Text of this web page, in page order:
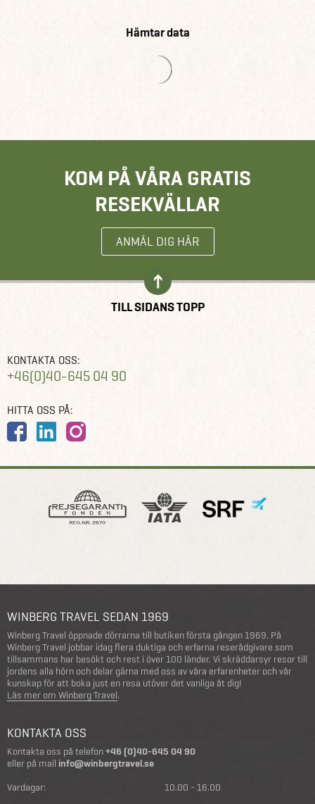
Hämtar data
KOM PÅ VÅRA GRATIS
RESEKVÄLLAR
ANMÄL DIG HÄR
TILL SIDANS TOPP
KONTAKTA OSS:
+46(0)40-645 04 90
HITTA OSS PÅ:
WINBERG TRAVEL SEDAN 1969
Winberg Travel öppnade dörrarna till butiken första gången 1969. På
Winberg Travel jobbar idag flera duktiga och erfarna reserådgivare som
tillsammans har besökt och rest i över 100 länder. Vi skräddarsyr resor till
jordens alla hörn och delar gärna med oss av våra erfarenheter och vår
kunskap för att boka just en resa utöver det vanliga åt dig!
Läs mer om Winberg Travel.
KONTAKTA OSS
Kontakta oss på telefon+46 (0)40-645 04 90
eller på mail info@winbergtravel.se
Vardagar:
10.00 - 16.00